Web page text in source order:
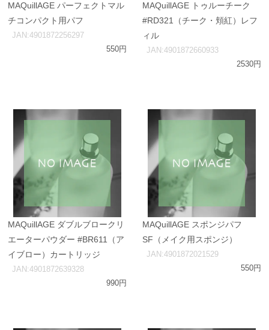
MAQuillAGE パーフェクトマル
チコンパクト用パフ
JAN:4901872256297
550円
MAQuillAGE トゥルーチーク
#RD321（チーク・頬紅）レフ
ィル
JAN:4901872660933
2530円
MAQuillAGE ダブルブロークリ
エーターパウダー #BR611（ア
イブロー）カートリッジ
JAN:4901872639328
990円
MAQuillAGE スポンジパフ
SF（メイク用スポンジ）
JAN:4901872021529
550円